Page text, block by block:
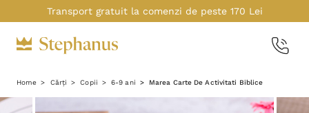
Transport gratuit la comenzi de peste 170 Lei
Home Cărți Copii 6-9 ani Marea Carte De Activitati Biblice